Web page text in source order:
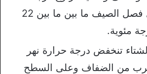
حرارته خلال فصل الصيف ما بين ما بين 22
تنخفض درجة حرارة نهر
من الضفاف وعلى السطح